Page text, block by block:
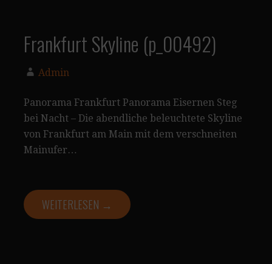
Frankfurt Skyline (p_00492)
Admin
Panorama Frankfurt Panorama Eisernen Steg
bei Nacht – Die abendliche beleuchtete Skyline
von Frankfurt am Main mit dem verschneiten
Mainufer…
WEITERLESEN →